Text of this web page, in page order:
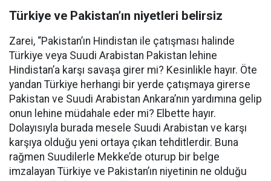
Türkiye ve Pakistan’ın niyetleri belirsiz
Zarei, “Pakistan’ın Hindistan ile çatışması halinde
Türkiye veya Suudi Arabistan Pakistan lehine
Hindistan’a karşı savaşa girer mi? Kesinlikle hayır. Öte
yandan Türkiye herhangi bir yerde çatışmaya girerse
Pakistan ve Suudi Arabistan Ankara’nın yardımına gelip
onun lehine müdahale eder mi? Elbette hayır.
Dolayısıyla burada mesele Suudi Arabistan ve karşı
karşıya olduğu yeni ortaya çıkan tehditlerdir. Buna
rağmen Suudilerle Mekke’de oturup bir belge
imzalayan Türkiye ve Pakistan’ın niyetinin ne olduğu